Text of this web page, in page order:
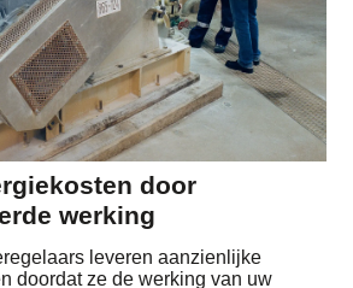
door
werking
leveren aanzienlijke
doordat ze de werking van uw